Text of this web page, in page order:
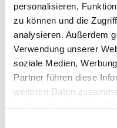
personalisieren,
zu können und die
analysieren. Außerdem
Verwendung unserer
soziale Medien,
Partner führen diese
weiteren Daten
Dies